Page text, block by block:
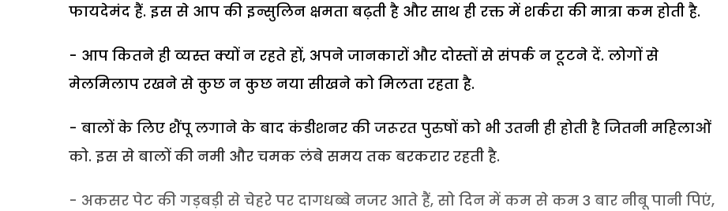
फायदेमंद हैं. इस से आप की इन्सुलिन क्षमता बढ़ती है और साथ ही रक्त में शर्करा की मात्रा कम होती है.
- आप कितने ही व्यस्त क्यों न रहते हों, अपने जानकारों और दोस्तों से संपर्क न टूटने दें. लोगों से
मेलमिलाप रखने से कुछ न कुछ नया सीखने को मिलता रहता है.
- बालों के लिए शैंपू लगाने के बाद कंडीशनर की जरूरत पुरुषों को भी उतनी ही होती है जितनी महिलाओं
को. इस से बालों की नमी और चमक लंबे समय तक बरकरार रहती है.
- अकसर पेट की गड़बड़ी से चेहरे पर दागधब्बे नजर आते हैं, सो दिन में कम से कम 3 बार नीबू पानी पिएं,